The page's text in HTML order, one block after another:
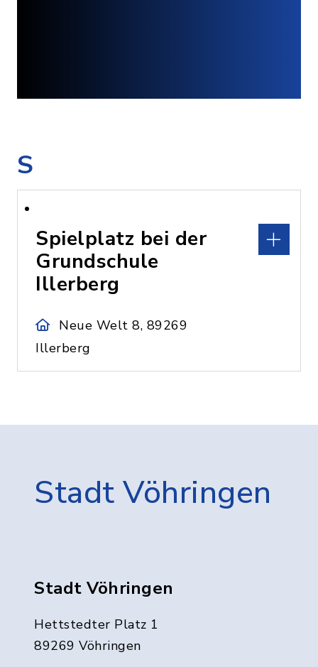
S
Spielplatz bei der
Grundschule
Illerberg
Neue Welt 8, 89269
Illerberg
Stadt Vöhringen
Stadt Vöhringen
Hettstedter Platz 1
89269 Vöhringen